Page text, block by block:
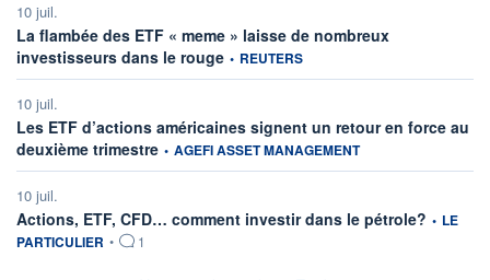
10 juil.
La flambée des ETF « meme » laisse de nombreux
investisseurs dans le rouge information fournie par
• REUTERS
10 juil.
Les ETF d’actions américaines signent un retour en force au
deuxième trimestre information fournie par
• AGEFI ASSET MANAGEMENT
10 juil.
Actions, ETF, CFD… comment investir dans le pétrole? • LE
PARTICULIER • 1